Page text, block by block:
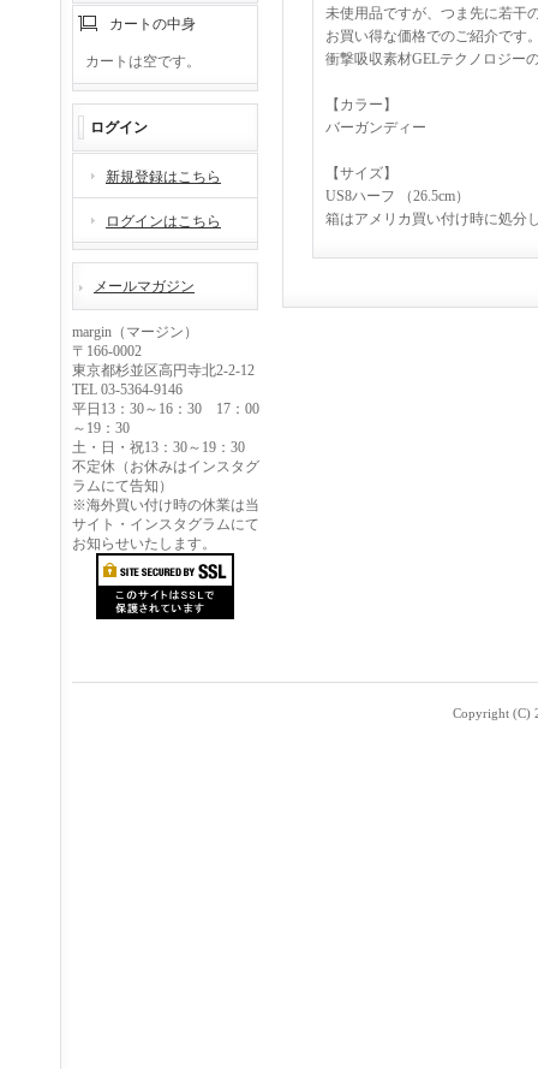
カートの中身
カートは空です。
ログイン
新規登録はこちら
ログインはこちら
メールマガジン
margin（マージン）
〒166-0002
東京都杉並区高円寺北2-2-12
TEL 03-5364-9146
平日13：30～16：30 17：00
～19：30
土・日・祝13：30～19：30
不定休（お休みはインスタグ
ラムにて告知）
※海外買い付け時の休業は当
サイト・インスタグラムにて
お知らせいたします。
未使用品ですが、つま先に若干
お買い得な価格でのご紹介です
衝撃吸収素材GELテクノロジー
【カラー】
バーガンディー
【サイズ】
US8ハーフ （26.5cm）
箱はアメリカ買い付け時に処分
Copyright (C)